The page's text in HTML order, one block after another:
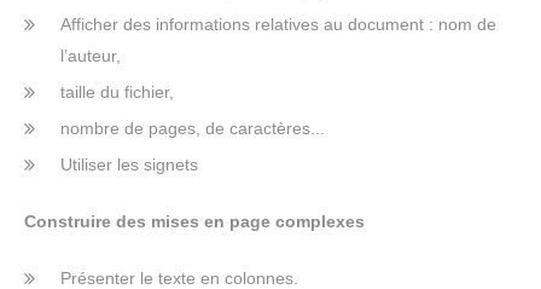
Afficher des informations relatives au document : nom de
l’auteur,
taille du fichier,
nombre de pages, de caractères...
Utiliser les signets
Construire des mises en page complexes
Présenter le texte en colonnes.